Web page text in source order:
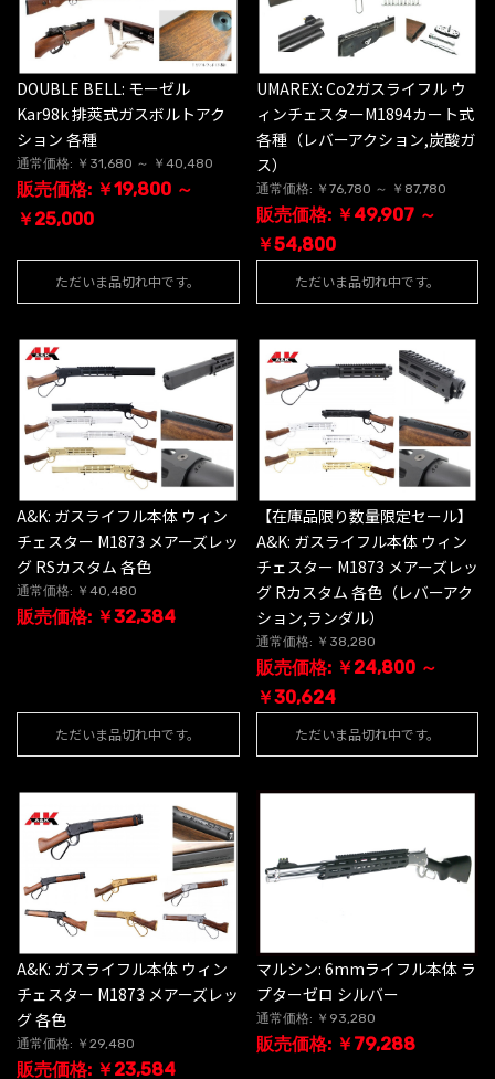
DOUBLE BELL: モーゼル
Kar98k 排莢式ガスボルトアク
ション 各種
通常価格: ￥31,680 ～ ￥40,480
販売価格: ￥19,800 ～
￥25,000
ただいま品切れ中です。
UMAREX: Co2ガスライフル ウ
ィンチェスターM1894カート式
各種（レバーアクション,炭酸ガ
ス）
通常価格: ￥76,780 ～ ￥87,780
販売価格: ￥49,907 ～
￥54,800
ただいま品切れ中です。
A&K: ガスライフル本体 ウィン
チェスター M1873 メアーズレッ
グ RSカスタム 各色
通常価格: ￥40,480
販売価格: ￥32,384
ただいま品切れ中です。
【在庫品限り数量限定セール】
A&K: ガスライフル本体 ウィン
チェスター M1873 メアーズレッ
グ Rカスタム 各色（レバーアク
ション,ランダル）
通常価格: ￥38,280
販売価格: ￥24,800 ～
￥30,624
ただいま品切れ中です。
A&K: ガスライフル本体 ウィン
チェスター M1873 メアーズレッ
グ 各色
通常価格: ￥29,480
販売価格: ￥23,584
マルシン: 6mmライフル本体 ラ
プターゼロ シルバー
通常価格: ￥93,280
販売価格: ￥79,288